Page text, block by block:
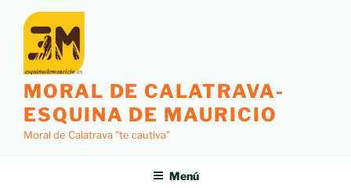
contenido
MORAL DE CALATRAVA-
ESQUINA DE MAURICIO
Moral de Calatrava "te cautiva"
Menú